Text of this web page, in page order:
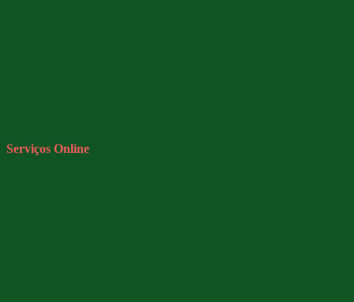
Serviços Online